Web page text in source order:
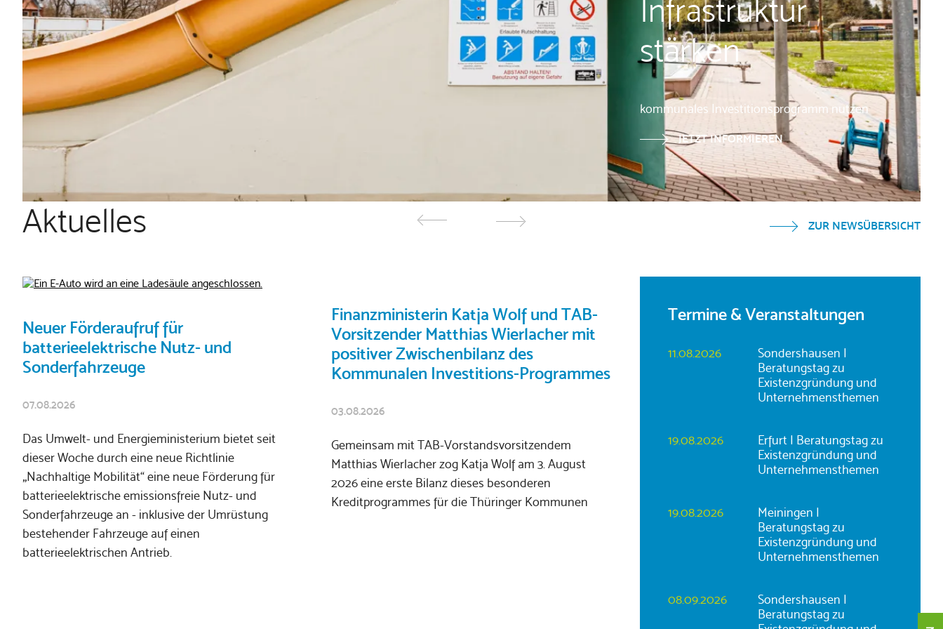
Infrastruktur
stärken
kommunales Investitionsprogramm nutzen
JETZT INFORMIEREN
Aktuelles ZUR NEWSÜBERSICHT
Neuer Förderaufruf für
batterieelektrische Nutz- und
Sonderfahrzeuge
07.08.2026
Das Umwelt- und Energieministerium bietet seit
dieser Woche durch eine neue Richtlinie
„Nachhaltige Mobilität“ eine neue Förderung für
batterieelektrische emissionsfreie Nutz- und
Sonderfahrzeuge an - inklusive der Umrüstung
bestehender Fahrzeuge auf einen
batterieelektrischen Antrieb.
Finanzministerin Katja Wolf und TAB-
Vorsitzender Matthias Wierlacher mit
positiver Zwischenbilanz des
Kommunalen Investitions-Programmes
03.08.2026
Gemeinsam mit TAB-Vorstandsvorsitzendem
Matthias Wierlacher zog Katja Wolf am 3. August
2026 eine erste Bilanz dieses besonderen
Kreditprogrammes für die Thüringer Kommunen
Termine & Veranstaltungen
11.08.2026
Sondershausen |
Beratungstag zu
Existenzgründung und
Unternehmensthemen
19.08.2026
Erfurt | Beratungstag zu
Existenzgründung und
Unternehmensthemen
19.08.2026
Meiningen |
Beratungstag zu
Existenzgründung und
Unternehmensthemen
08.09.2026
Sondershausen |
Beratungstag zu